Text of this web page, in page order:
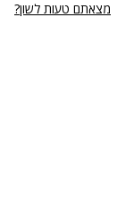
מצאתם טעות לשון?